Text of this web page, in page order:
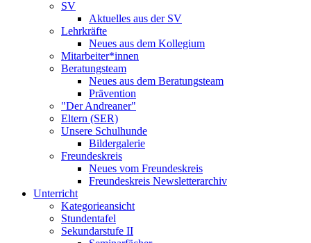
SV
Aktuelles aus der SV
Lehrkräfte
Neues aus dem Kollegium
Mitarbeiter*innen
Beratungsteam
Neues aus dem Beratungsteam
Prävention
"Der Andreaner"
Eltern (SER)
Unsere Schulhunde
Bildergalerie
Freundeskreis
Neues vom Freundeskreis
Freundeskreis Newsletterarchiv
Unterricht
Kategorieansicht
Stundentafel
Sekundarstufe II